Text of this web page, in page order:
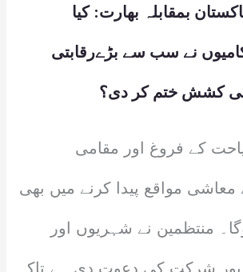
بمقابلہ بھارت: کیا
نے سب سے بڑےرقابتی
کشش ختم کر دی؟
کے فروغ اور مقامی
معاشی مواقع پیدا کرنے میں بھی
منتظمین نے شہریوں اور